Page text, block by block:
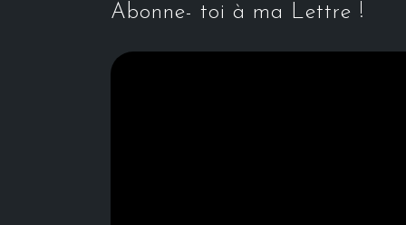
Abonne- toi à ma Lettre !